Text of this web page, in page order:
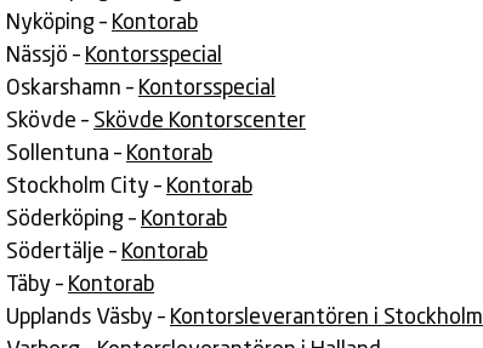
Nyköping – Kontorab
Nässjö – Kontorsspecial
Oskarshamn – Kontorsspecial
Skövde – Skövde Kontorscenter
Sollentuna – Kontorab
Stockholm City – Kontorab
Söderköping – Kontorab
Södertälje – Kontorab
Täby – Kontorab
Upplands Väsby – Kontorsleverantören i Stockholm